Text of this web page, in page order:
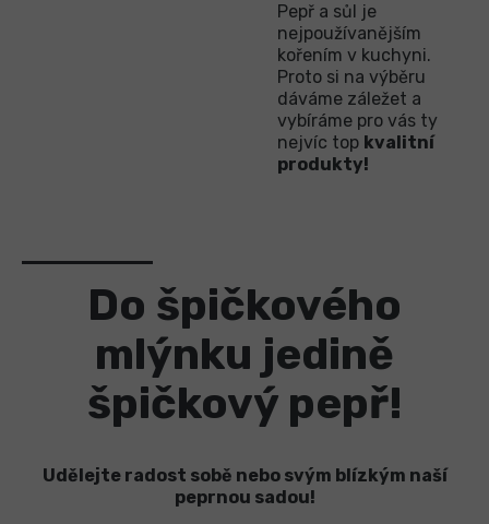
Pepř a sůl je
nejpoužívanějším
kořením v kuchyni.
Proto si na výběru
dáváme záležet a
vybíráme pro vás ty
nejvíc top kvalitní
produkty!
Do špičkového
mlýnku jedině
špičkový pepř!
Udělejte radost sobě nebo svým blízkým naší
peprnou sadou!